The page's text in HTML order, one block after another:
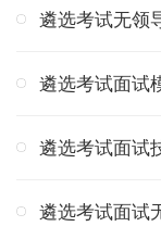
遴选考试无领
遴选考试面试
遴选考试面试
遴选考试面试